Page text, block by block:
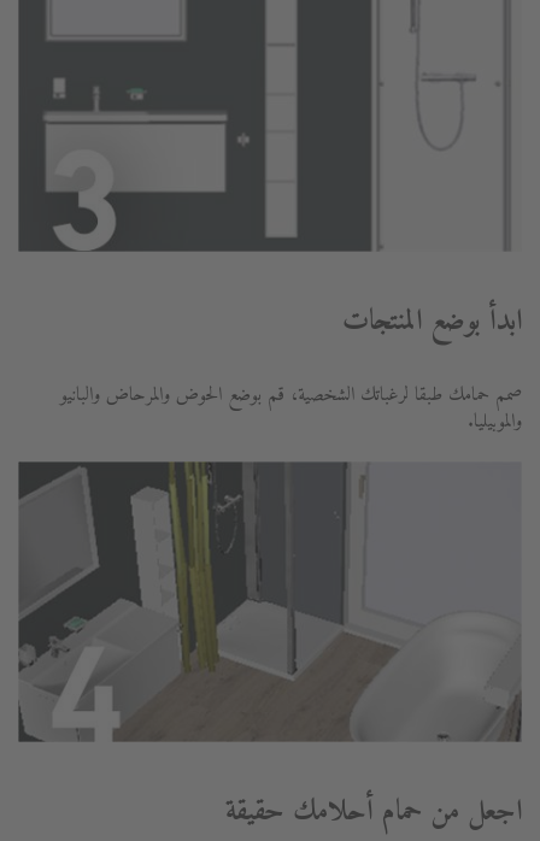
ابدأ بوضع المنتجات
صمم حمامك طبقا لرغباتك الشخصية، قم بوضع الحوض والمرحاض والبانيو
والموبيليا.
اجعل من حمام أحلامك حقيقة